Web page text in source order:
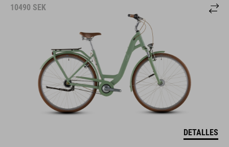
10490 SEK
DETALLES